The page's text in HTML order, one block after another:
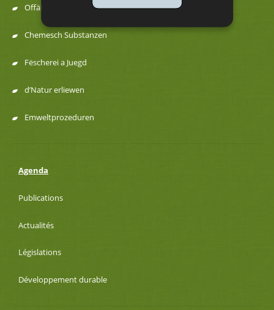
Offäll a Ressourcen
Chemesch Substanzen
Fëscherei a Juegd
d’Natur erliewen
Emweltprozeduren
Agenda
Publications
Actualités
Législations
Développement durable